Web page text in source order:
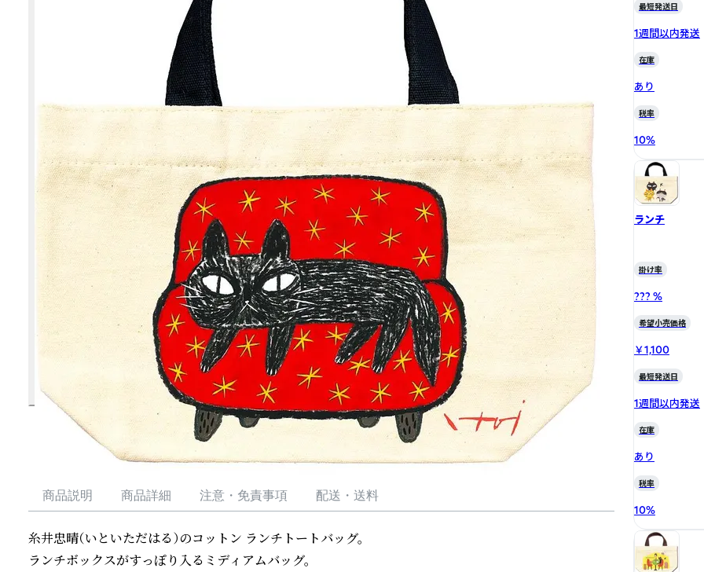
商品説明 商品詳細 注意・免責事項 配送・送料
糸井忠晴（いといただはる）のコットン ランチトートバッグ。
ランチボックスがすっぽり入るミディアムバッグ。
最短発送日
1週間以内発送
在庫
あり
税率
10%
ランチ
掛け率
??? %
希望小売価格
￥1,100
最短発送日
1週間以内発送
在庫
あり
税率
10%